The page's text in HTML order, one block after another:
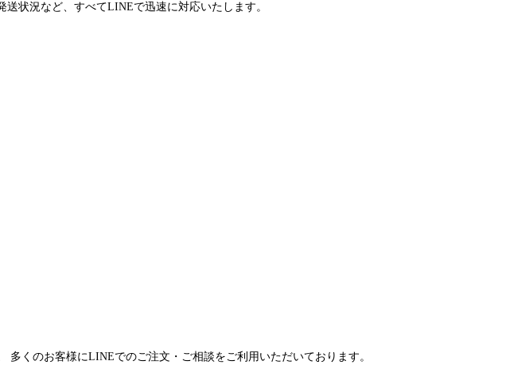
状況など、すべてLINEで迅速に対応いたします。
くのお客様にLINEでのご注文・ご相談をご利用いただいております。